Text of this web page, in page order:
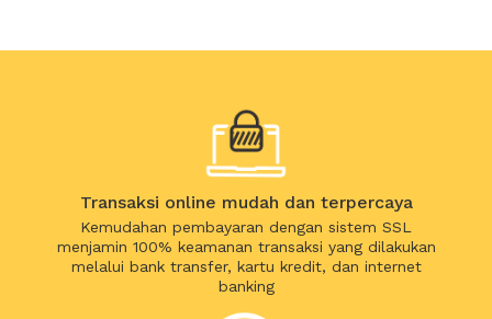
Transaksi online mudah dan terpercaya
Kemudahan pembayaran dengan sistem SSL
menjamin 100% keamanan transaksi yang dilakukan
melalui bank transfer, kartu kredit, dan internet
banking